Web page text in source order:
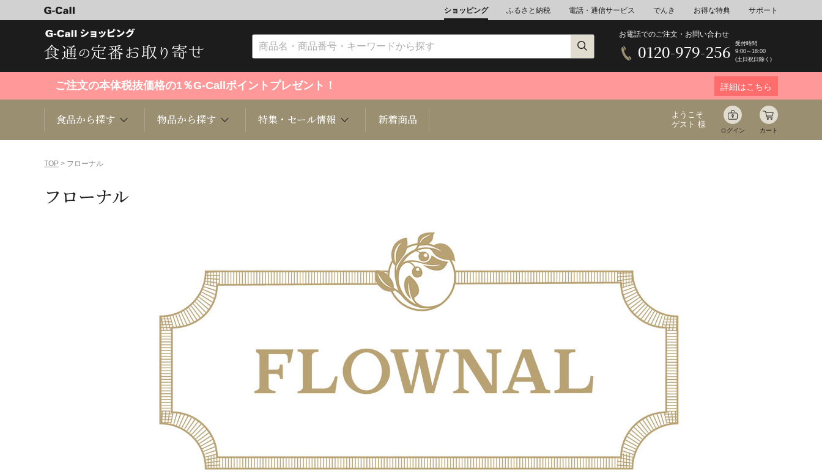
ショッピング ふるさと納税 電話・通信サービス でんき お得な特典 サポート
お電話でのご注文・お問い合わせ
0120-979-256
受付時間
9:00～18:00
(土日祝日除く)
ご注文の本体税抜価格の1％G-Callポイントプレゼント！ 詳細はこちら
食品から探す
くだもの
調味料
健康/美容
物品から探す
趣味・雑貨
定期購読雑誌
伝統工芸
特集・セール情報 新着商品
ようこそ
ゲスト 様
ログイン カート
TOP > フローナル
フローナル